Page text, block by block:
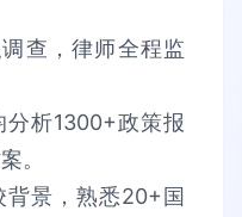
查，律师全程监
析​​1300+政策报
。​​
景，熟悉​​20+国